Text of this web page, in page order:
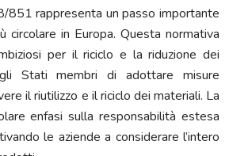
851 rappresenta un passo importante
circolare in Europa. Questa normativa
per il riciclo e la riduzione dei
Stati membri di adottare misure
il riutilizzo e il riciclo dei materiali. La
enfasi sulla responsabilità estesa
le aziende a considerare l’intero